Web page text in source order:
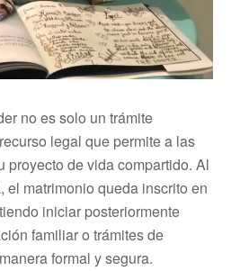
no es solo un trámite
legal que permite a las
proyecto de vida compartido. Al
el matrimonio queda inscrito en
iniciar posteriormente
familiar o trámites de
formal y segura.